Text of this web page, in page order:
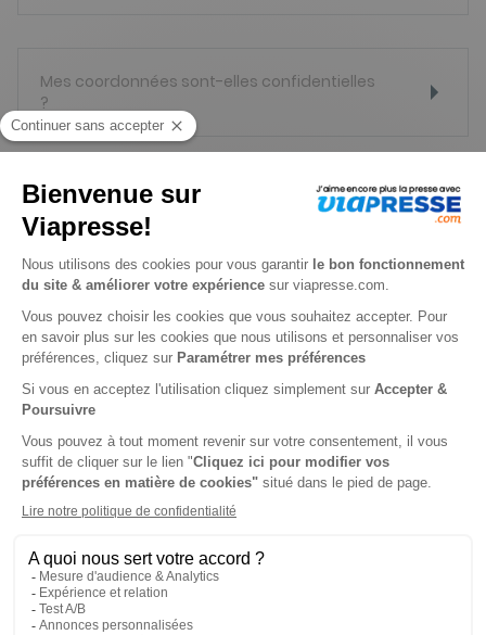
Mes coordonnées sont-elles confidentielles
?
Comment faire suivre les abonnements en
cas de changement d'adresse ?
Mon code promo ne fonctionne pas
?
pour une adresse différente de la mienne ?